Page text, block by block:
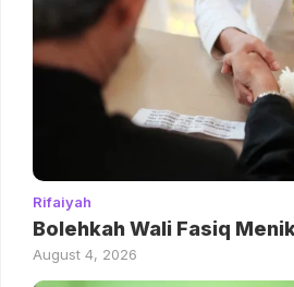
Rifaiyah
Bolehkah Wali Fasiq
August 4, 2026